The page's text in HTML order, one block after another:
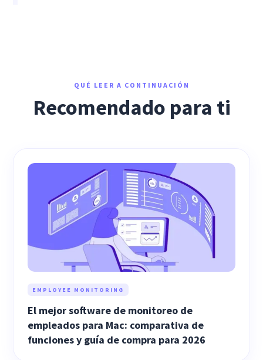
QUÉ LEER A CONTINUACIÓN
Recomendado para ti
EMPLOYEE MONITORING
El mejor software de monitoreo de
empleados para Mac: comparativa de
funciones y guía de compra para 2026